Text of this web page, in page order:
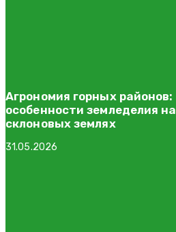
Агрономия горных районов:
особенности земледелия на
склоновых землях
31.05.2026